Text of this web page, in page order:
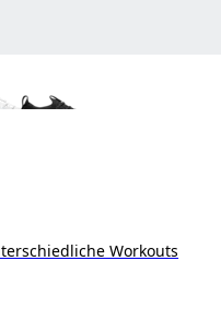
Workouts